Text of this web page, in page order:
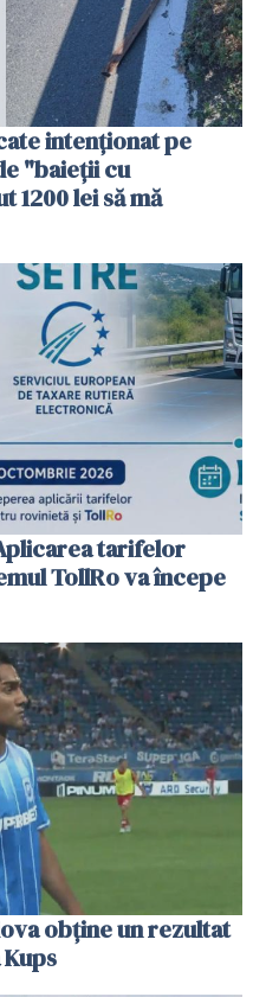
intenționat pe
"baieții cu
1200 lei să mă
tarifelor
TollRo va începe
obține un rezultat